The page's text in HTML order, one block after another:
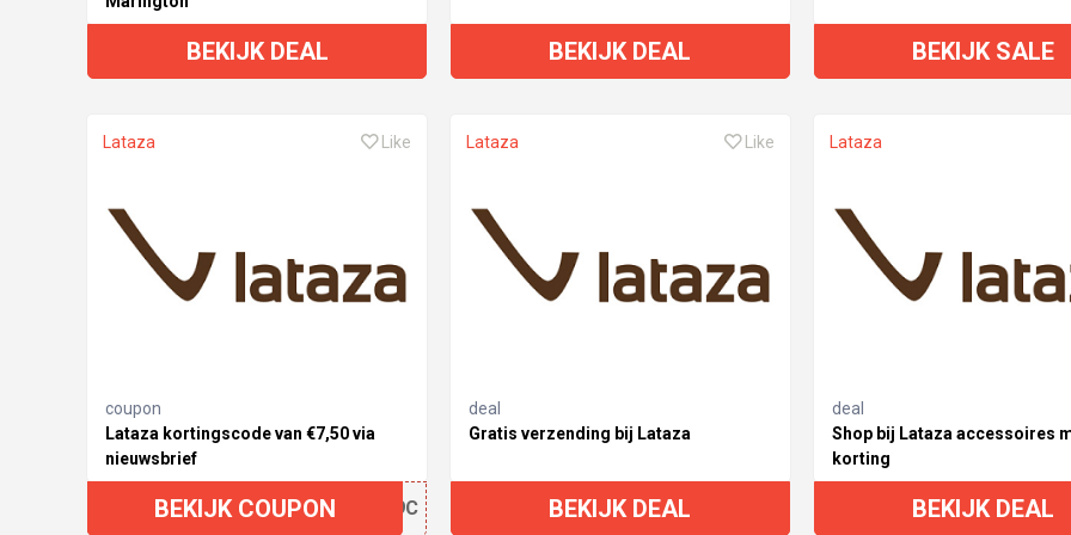
BEKIJK DEAL BEKIJK DEAL BEKIJK SALE
Lataza Like
coupon
Lataza kortingscode van €7,50 via
nieuwsbrief
FQK9C
BEKIJK COUPON
Lataza Like
deal
Gratis verzending bij Lataza
BEKIJK DEAL
Lataza
deal
Shop bij Lataza accessoires
korting
BEKIJK DEAL